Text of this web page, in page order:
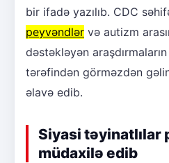
bir ifadə yazılıb. CDC
peyvəndlər və autizm
dəstəkləyən
tərəfindən görməzdən
əlavə edib.
Siyasi təyinatlılar
müdaxilə edib